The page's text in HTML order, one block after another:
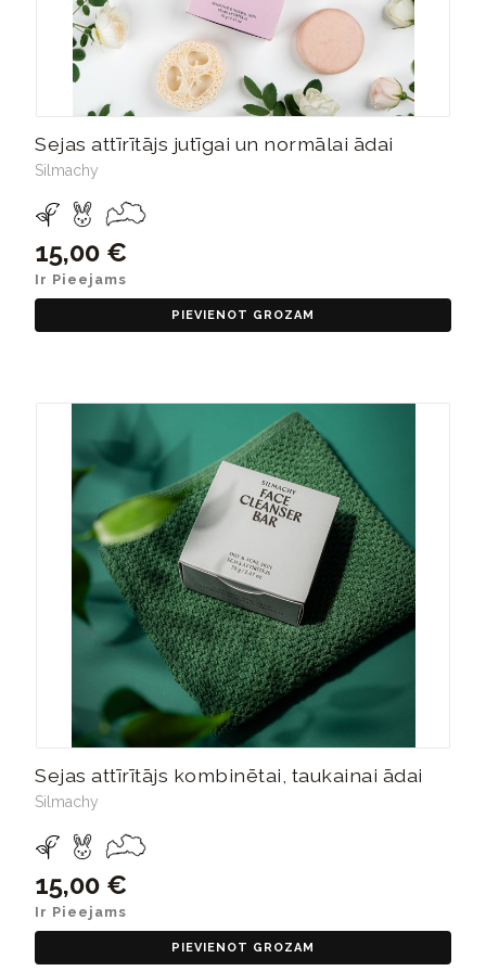
Sejas attīrītājs jutīgai un normālai ādai
Silmachy
15,00 €
Ir Pieejams
PIEVIENOT GROZAM
Sejas attīrītājs kombinētai, taukainai ādai
Silmachy
15,00 €
Ir Pieejams
PIEVIENOT GROZAM